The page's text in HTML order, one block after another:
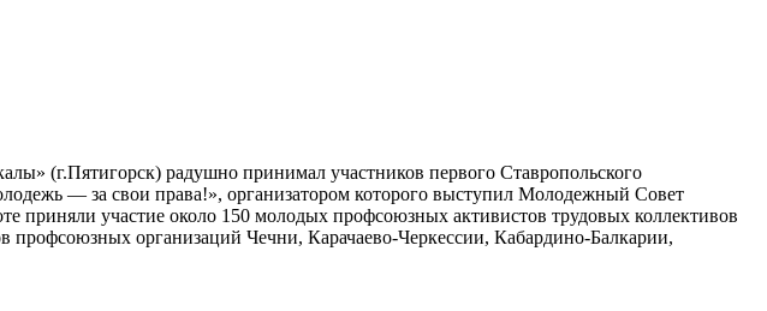
(г.Пятигорск) радушно принимал участников первого Ставропольского
— за свои права!», организатором которого выступил Молодежный Совет
приняли участие около 150 молодых профсоюзных активистов трудовых коллективов
профсоюзных организаций Чечни, Карачаево-Черкессии, Кабардино-Балкарии,